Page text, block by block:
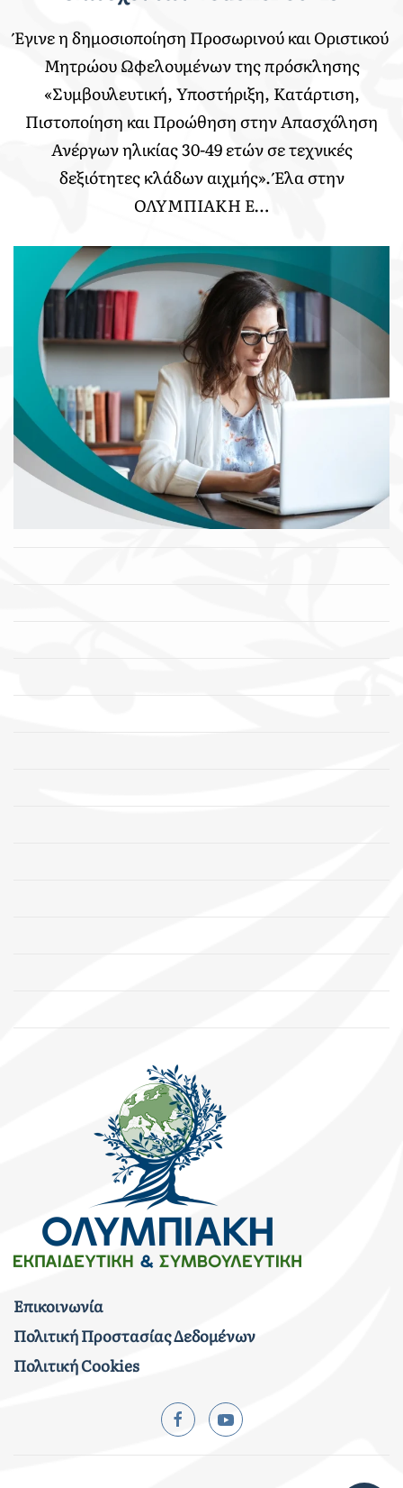
Έγινε η δημοσιοποίηση Προσωρινού και Οριστικού
Μητρώου Ωφελουμένων της πρόσκλησης
«Συμβουλευτική, Υποστήριξη, Κατάρτιση,
Πιστοποίηση και Προώθηση στην Απασχόληση
Ανέργων ηλικίας 30-49 ετών σε τεχνικές
δεξιότητες κλάδων αιχμής». Έλα στην
ΟΛΥΜΠΙΑΚΗ Ε…
Επικοινωνία
Πολιτική Προστασίας Δεδομένων
Πολιτική Cookies